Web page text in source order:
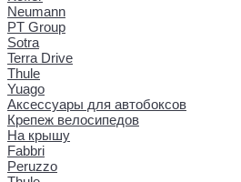
Neumann
PT Group
Sotra
Terra Drive
Thule
Yuago
Аксессуары для автобоксов
Крепеж велосипедов
На крышу
Fabbri
Peruzzo